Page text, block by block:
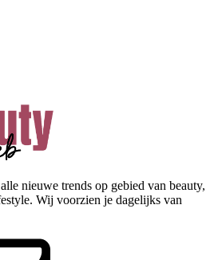
nieuwe trends op gebied van beauty,
Wij voorzien je dagelijks van